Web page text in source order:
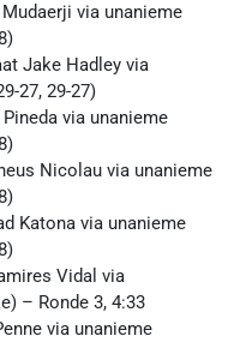
via unanieme
Jake Hadley via
27, 29-27)
via unanieme
Nicolau via unanieme
Katona via unanieme
Vidal via
– Ronde 3, 4:33
via unanieme